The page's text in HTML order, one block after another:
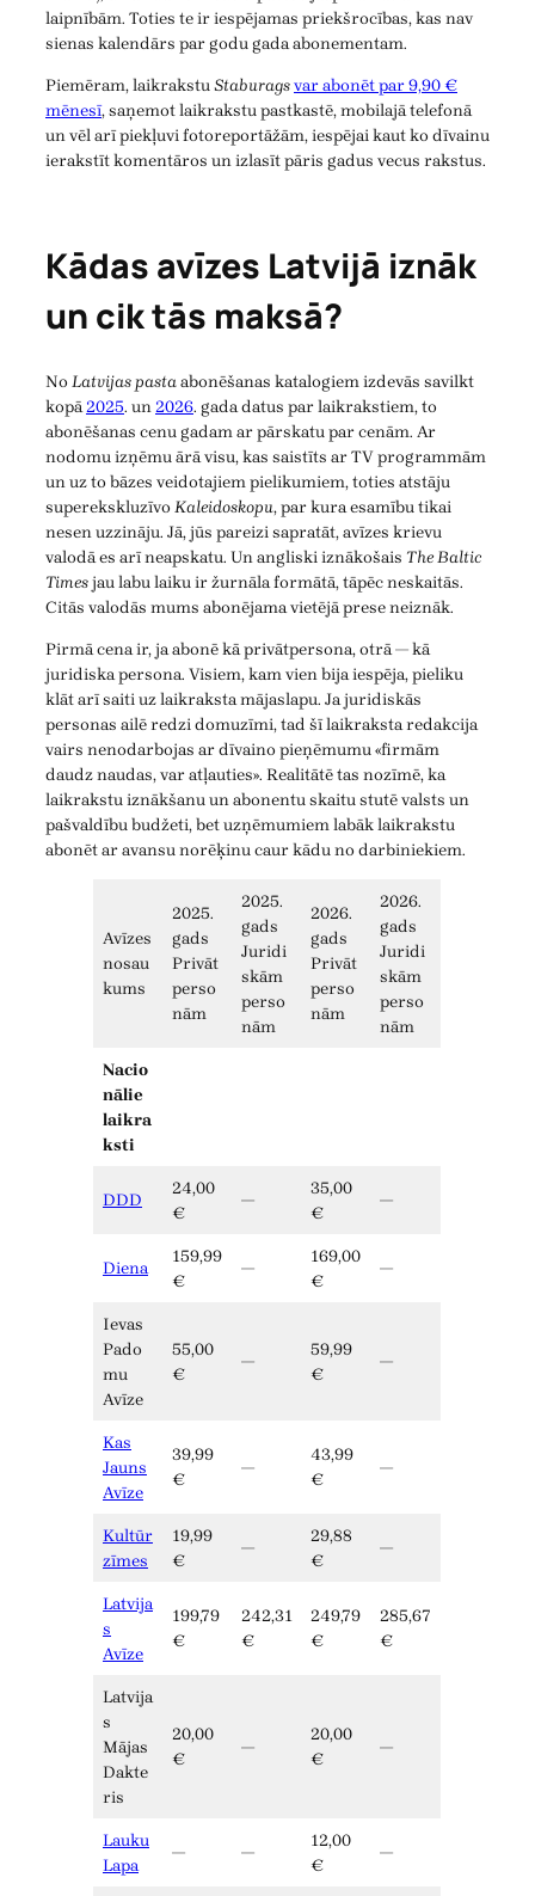
laipnībām. Toties te ir iespējamas priekšrocības, kas nav
sienas kalendārs par godu gada abonementam.
Piemēram, laikrakstuStaburagsvar abonēt par 9,90 €
mēnesī, saņemot laikrakstu pastkastē, mobilajā telefonā
un vēl arī piekļuvi fotoreportāžām, iespējai kaut ko dīvainu
ierakstīt komentāros un izlasīt pāris gadus vecus rakstus.
Kādas avīzes Latvijā iznāk
un cik tās maksā?
NoLatvijas pastaabonēšanas katalogiem izdevās savilkt
kopā2025. un2026. gada datus par laikrakstiem, to
abonēšanas cenu gadam ar pārskatu par cenām. Ar
nodomu izņēmu ārā visu, kas saistīts ar TV programmām
un uz to bāzes veidotajiem pielikumiem, toties atstāju
superekskluzīvoKaleidoskopu, par kura esamību tikai
nesen uzzināju. Jā, jūs pareizi sapratāt, avīzes krievu
valodā es arī neapskatu. Un angliski iznākošais The Baltic
Timesjau labu laiku ir žurnāla formātā, tāpēc neskaitās.
Citās valodās mums abonējama vietējā prese neiznāk.
Pirmā cena ir, ja abonē kā privātpersona, otrā — kā
juridiska persona. Visiem, kam vien bija iespēja, pieliku
klāt arī saiti uz laikraksta mājaslapu. Ja juridiskās
personas ailē redzi domuzīmi, tad šī laikraksta redakcija
vairs nenodarbojas ar dīvaino pieņēmumu «firmām
daudz naudas, var atļauties». Realitātē tas nozīmē, ka
laikrakstu iznākšanu un abonentu skaitu stutē valsts un
pašvaldību budžeti, bet uzņēmumiem labāk laikrakstu
abonēt ar avansu norēķinu caur kādu no darbiniekiem.
Avīzes
nosau
kums
2025.
gads
Privāt
perso
nām
2025.
gads
Juridi
skām
perso
nām
2026.
gads
Privāt
perso
nām
2026.
gads
Juridi
skām
perso
nām
Nacio
nālie
laikra
ksti
DDD
24,00
€
—
35,00
€
—
Diena
159,99
€
—
169,00
€
—
Ievas
Pado
mu
Avīze
55,00
€
—
59,99
€
—
Kas
Jauns
Avīze
39,99
€
—
43,99
€
—
Kultūr
zīmes
19,99
€
—
29,88
€
—
Latvija
s
Avīze
199,79
€
242,31
€
249,79
€
285,67
€
Latvija
s
Mājas
Dakte
ris
20,00
€
—
20,00
€
—
Lauku
Lapa
— —
12,00
€
—